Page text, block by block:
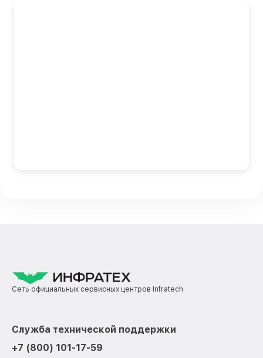
Сеть официальных сервисных центров Infratech
Служба технической поддержки
+7 (800) 101-17-59